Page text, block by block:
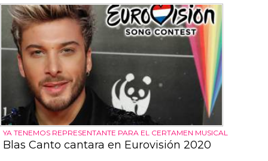
YA TENEMOS REPRESENTANTE PARA EL CERTAMEN MUSICAL
Blas Canto cantara en Eurovisión 2020